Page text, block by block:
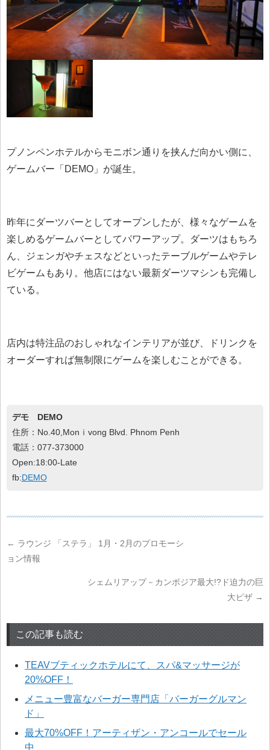
プノンペンホテルからモニボン通りを挟んだ向かい側に、
ゲームバー「DEMO」が誕生。
昨年にダーツバーとしてオープンしたが、様々なゲームを
楽しめるゲームバーとしてパワーアップ。ダーツはもちろ
ん、ジェンガやチェスなどといったテーブルゲームやテレ
ビゲームもあり。他店にはない最新ダーツマシンも完備し
ている。
店内は特注品のおしゃれなインテリアが並び、ドリンクを
オーダーすれば無制限にゲームを楽しむことができる。
デモ DEMO
住所：No.40,Monｉvong Blvd. Phnom Penh
電話：077-373000
Open:18:00-Late
fb:DEMO
← ラウンジ 「ステラ」 1月・2月のプロモーシ
ョン情報
シェムリアップ－カンボジア最大!?ド迫力の巨
大ピザ →
この記事も読む
TEAVブティックホテルにて、スパ&マッサージが
20%OFF！
メニュー豊富なバーガー専門店「バーガーグルマン
ド」
最大70%OFF！アーティザン・アンコールでセール
中